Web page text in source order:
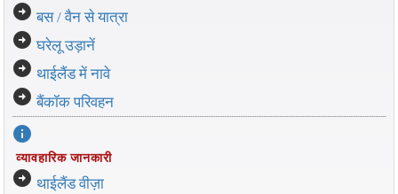
arrow_circle_right बस / वैन से यात्रा
arrow_circle_right घरेलू उड़ानें
arrow_circle_right थाईलैंड में नावे
arrow_circle_right बैंकॉक परिवहन
info
व्यावहारिक जानकारी
arrow_circle_right थाईलैंड वीज़ा